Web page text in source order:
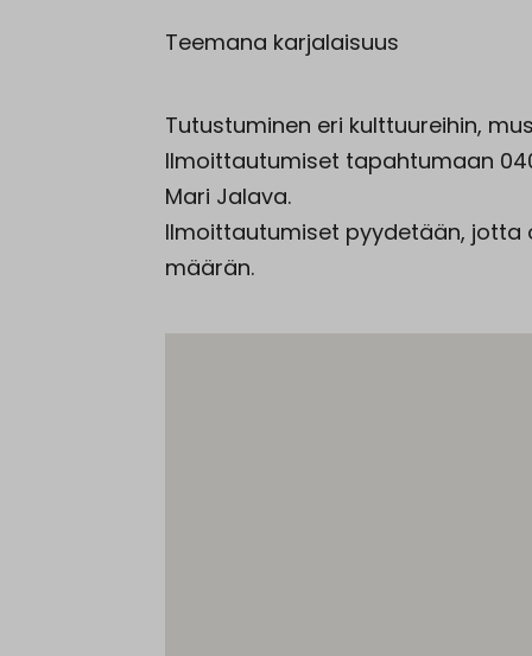
Teemana karjalaisuus
Tutustuminen eri kulttuureihin,
Ilmoittautumiset tapahtumaan
Mari Jalava.
Ilmoittautumiset pyydetään,
määrän.